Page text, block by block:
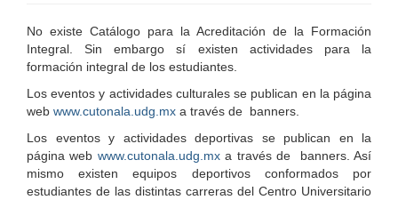
No existe Catálogo para la Acreditación de la Formación
Integral. Sin embargo sí existen actividades para la
formación integral de los estudiantes.
Los eventos y actividades culturales se publican en la página
web www.cutonala.udg.mx a través de banners.
Los eventos y actividades deportivas se publican en la
página web www.cutonala.udg.mxa través de banners. Así
mismo existen equipos deportivos conformados por
estudiantes de las distintas carreras del Centro Universitario